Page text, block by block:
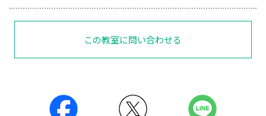
この教室に問い合わせる